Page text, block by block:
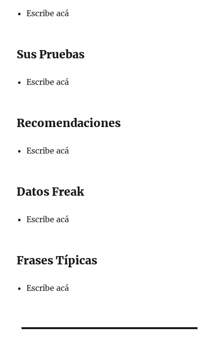
Escribe acá
Sus Pruebas
Escribe acá
Recomendaciones
Escribe acá
Datos Freak
Escribe acá
Frases Típicas
Escribe acá